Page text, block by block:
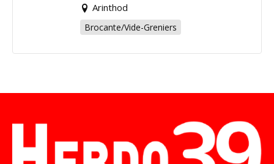
Arinthod
Brocante/Vide-Greniers